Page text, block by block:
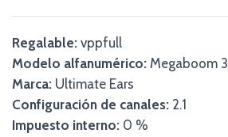
Regalable: vppfull
Modelo alfanumérico: Megaboom 3
Marca: Ultimate Ears
Configuración de canales: 2.1
Impuesto interno: 0 %